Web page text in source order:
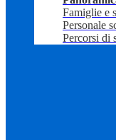
Famiglie e
Personale
Percorsi di